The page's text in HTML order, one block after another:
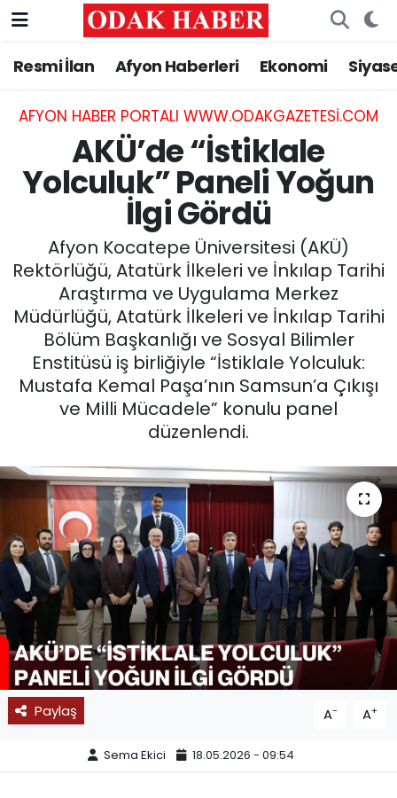
Resmi İlan Afyon Haberleri Ekonomi
AFYON HABER PORTALI WWW.ODAKGAZETESI.COM
AKÜ’de “İstiklale
Yolculuk” Paneli Yoğun
İlgi Gördü
Afyon Kocatepe Üniversitesi (AKÜ)
Rektörlüğü, Atatürk İlkeleri ve İnkılap Tarihi
Araştırma ve Uygulama Merkez
Müdürlüğü, Atatürk İlkeleri ve İnkılap Tarihi
Bölüm Başkanlığı ve Sosyal Bilimler
Enstitüsü iş birliğiyle “İstiklale Yolculuk:
Mustafa Kemal Paşa’nın Samsun’a Çıkışı
ve Milli Mücadele” konulu panel
düzenlendi.
Paylaş A- A+
Sema Ekici 18.05.2026 - 09:54
AFYONKARAHİSAR HABERLERİ
Resmi İlan
ASAYİŞ
SİYASET
EĞİTİM
MAGAZİN
SAĞLIK
11:11 MANŞET
Nöbetçi Eczaneler
Hava Durumu
Trafik Durumu
Süper Lig Puan Durumu ve Fikstür
Tüm Manşetler
Son Dakika Haberleri
Haber Arşivi